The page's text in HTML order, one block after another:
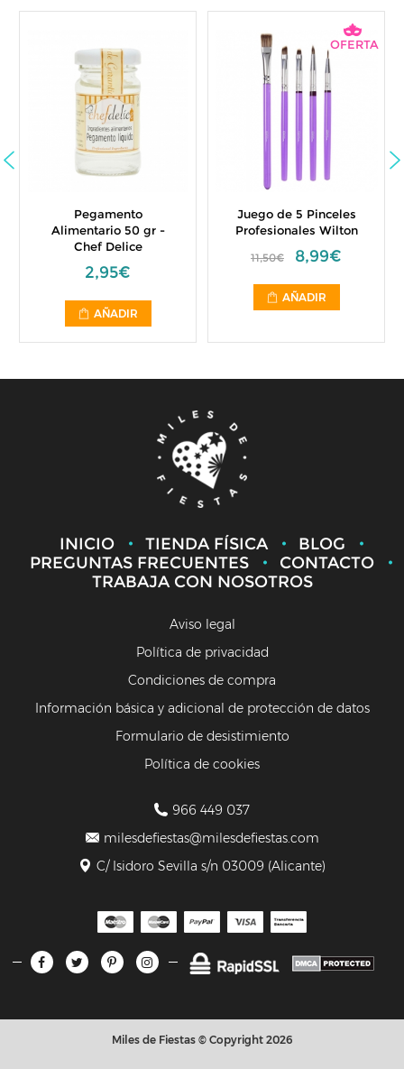
50 gr -
Juego de 5 Pinceles
Profesionales Wilton
OFERTA
Preparado
Galletas 1
INICIO TIENDA FÍSICA
BLOG
PREGUNTAS FRECUENTES
CONTACTO
TRABAJA CON NOSOTROS
Aviso legal
Política de privacidad
Condiciones de compra
Información básica y adicional de protección de datos
Formulario de desistimiento
Política de cookies
966 449 037
milesdefiestas@milesdefiestas.com
C/ Isidoro Sevilla s/n 03009 (Alicante)
Miles de Fiestas © Copyright 2026